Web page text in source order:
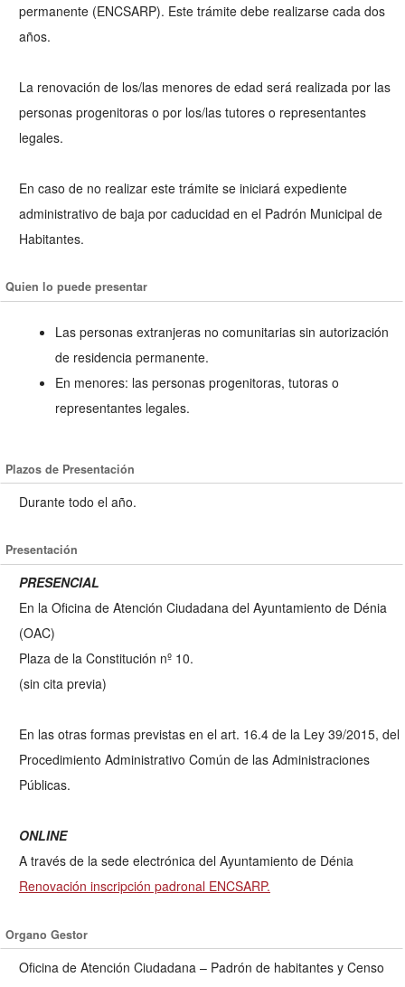
permanente (ENCSARP). Este trámite debe realizarse cada dos
años.
La renovación de los/las menores de edad será realizada por las
personas progenitoras o por los/las tutores o representantes
legales.
En caso de no realizar este trámite se iniciará expediente
administrativo de baja por caducidad en el Padrón Municipal de
Habitantes.
Quien lo puede presentar
Las personas extranjeras no comunitarias sin autorización
de residencia permanente.
En menores: las personas progenitoras, tutoras o
representantes legales.
Plazos de Presentación
Durante todo el año.
Presentación
PRESENCIAL
En la Oficina de Atención Ciudadana del Ayuntamiento de Dénia
(OAC)
Plaza de la Constitución nº 10.
(sin cita previa)
En las otras formas previstas en el art. 16.4 de la Ley 39/2015, del
Procedimiento Administrativo Común de las Administraciones
Públicas.
ONLINE
A través de la sede electrónica del Ayuntamiento de Dénia
Renovación inscripción padronal ENCSARP.
Organo Gestor
Oficina de Atención Ciudadana – Padrón de habitantes y Censo